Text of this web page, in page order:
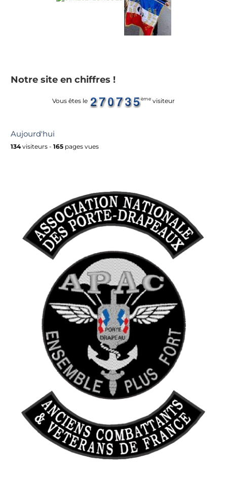
Notre site en chiffres !
Vous êtes le ème visiteur
Aujourd'hui
134visiteurs - 165 pages vues